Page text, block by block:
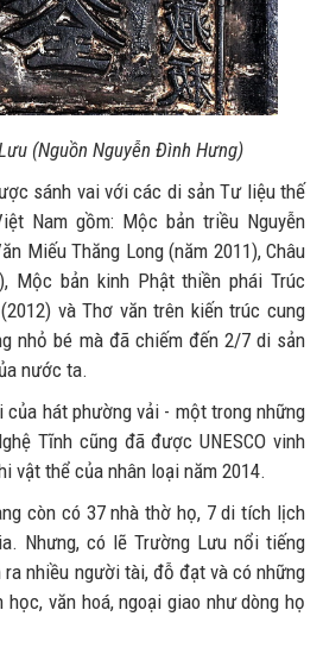
(Nguồn Nguyễn Đình Hưng)
vai với các di sản Tư liệu thế
Nam gồm: Mộc bản triều Nguyễn
Miếu Thăng Long (năm 2011), Châu
Mộc bản kinh Phật thiền phái Trúc
và Thơ văn trên kiến trúc cung
nhỏ bé mà đã chiếm đến 2/7 di sản
nước ta.
hát phường vải - một trong những
Tĩnh cũng đã được UNESCO vinh
vật thể của nhân loại năm 2014.
có 37 nhà thờ họ, 7 di tích lịch
Nhưng, có lẽ Trường Lưu nổi tiếng
nhiều người tài, đỗ đạt và có những
văn hoá, ngoại giao như dòng họ